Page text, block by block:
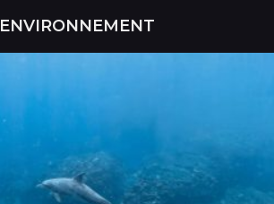
ENVIRONNEMENT